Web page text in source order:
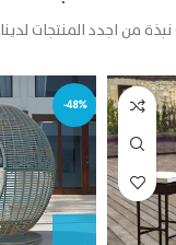
من اجدد المنتجات لدينا
-48%